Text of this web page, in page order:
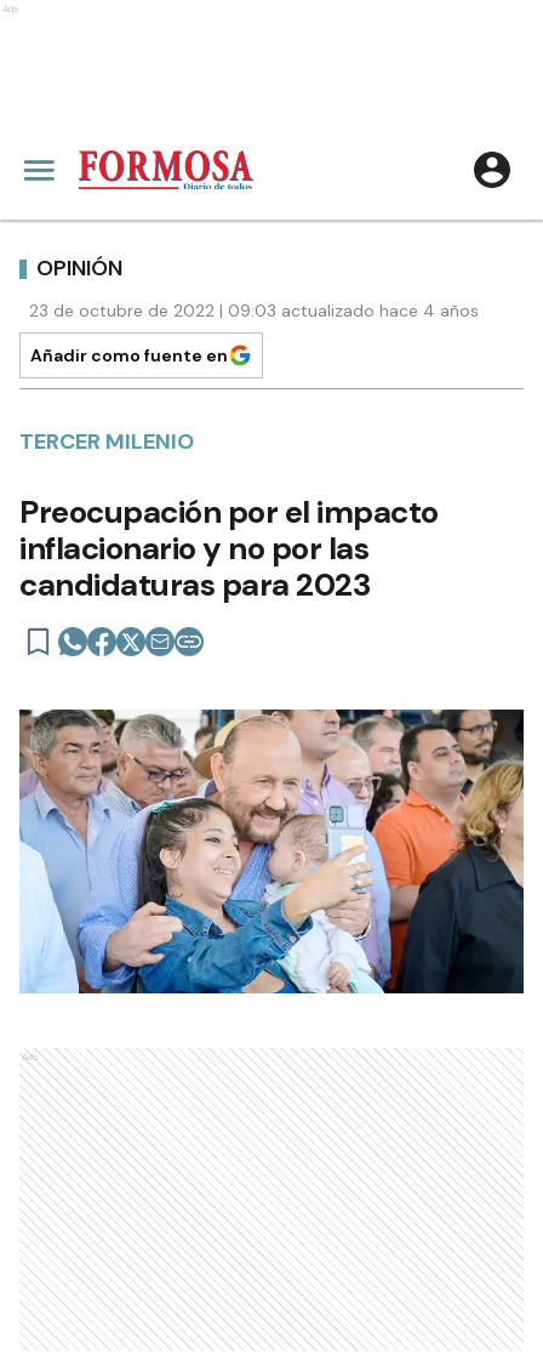
Ads
OPINIÓN
23 de octubre de 2022 | 09:03 actualizado hace 4 años
Añadir como fuente en
TERCER MILENIO
Preocupación por el impacto
inflacionario y no por las
candidaturas para 2023
Ads